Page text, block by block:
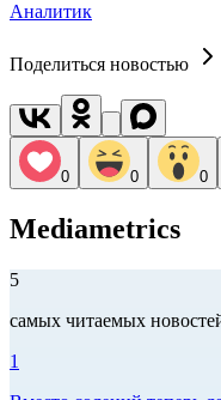
Аналитик
Поделиться новостью
0 0 0
Mediametrics
5
самых читаемых
1